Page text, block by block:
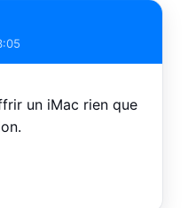
un iMac rien que